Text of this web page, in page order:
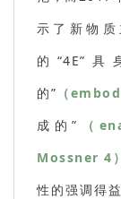
示了新物
的“4E”
的” （
成的” （
Mossner 4）
性的强调得